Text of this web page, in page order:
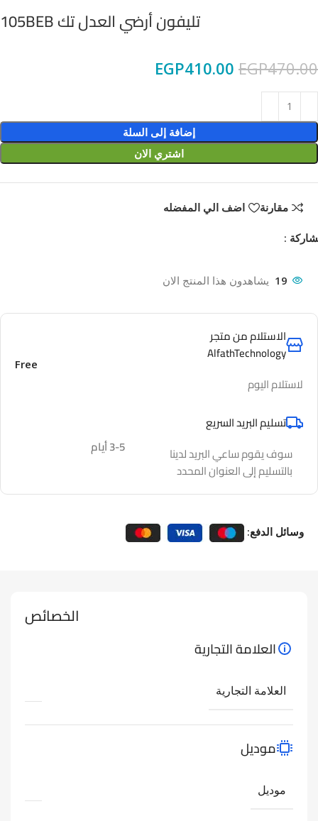
تليفون أرضي العدل تك 105BEB
EGP470.00
EGP410.00
إضافة إلى السلة
اشتري الان
مقارنة اضف الي المفضله
:
19 يشاهدون هذا المنتج الان
الاستلام من متجر
AlfathTechnology
لاستلام اليوم
Free
تسليم البريد السريع
سوف يقوم ساعي البريد لدينا
بالتسليم إلى العنوان المحدد
3-5 أيام
وسائل الدفع:
الخصائص
العلامة التجارية
العلامة التجارية
موديل
موديل